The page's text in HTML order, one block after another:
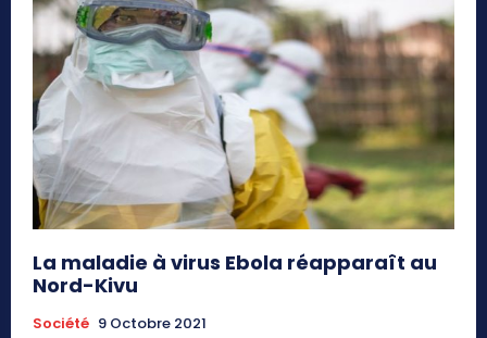
La maladie à virus Ebola réapparaît au
Nord-Kivu
Société 9 Octobre 2021